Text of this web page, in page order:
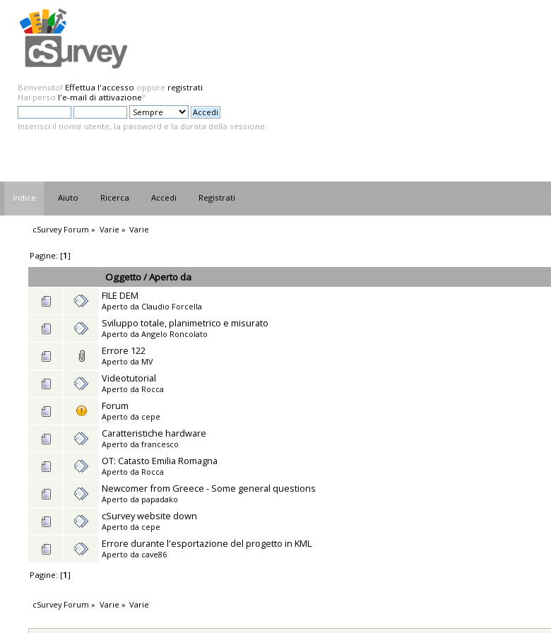
Benvenuto! Effettua l'accesso oppure registrati.
Hai perso l'e-mail di attivazione?
Inserisci il nome utente, la password e la durata della sessione.
Indice Aiuto Ricerca Accedi Registrati
cSurvey Forum » Varie » Varie
Pagine: [1]
Oggetto/Aperto da
FILE DEM
Aperto da Claudio Forcella
Sviluppo totale, planimetrico e misurato
Aperto da Angelo Roncolato
Errore 122
Aperto da MV
Videotutorial
Aperto da Rocca
Forum
Aperto da cepe
Caratteristiche hardware
Aperto da francesco
OT: Catasto Emilia Romagna
Aperto da Rocca
Newcomer from Greece - Some general questions
Aperto da papadako
cSurvey website down
Aperto da cepe
Errore durante l'esportazione del progetto in KML
Aperto da cave86
Pagine: [1]
cSurvey Forum » Varie » Varie